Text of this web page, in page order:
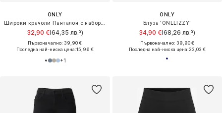
ONLY
32,90 €(64,35 лв.³)
Първоначално: 39,90 €
Последна най-ниска цена:15,96 €
+1
ONLY
Блуза 'ONLLIZZY'
34,90 €(68,26 лв.³)
Първоначално: 39,90 €
Последна най-ниска цена:23,03 €